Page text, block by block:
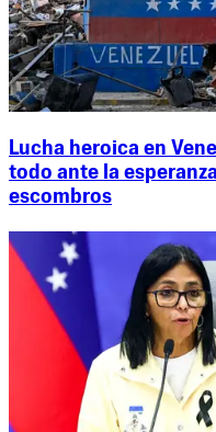
Lucha heroica en
todo ante la
escombros